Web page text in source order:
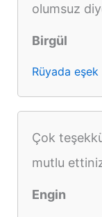
olumsuz
Birgül
Rüyada
Çok
mutlu
Engin